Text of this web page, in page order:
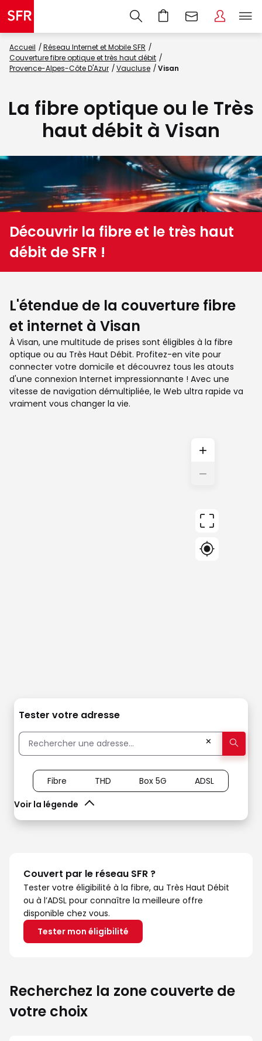
Accueil
Réseau Internet et Mobile SFR
Couverture fibre optique et très haut débit
Provence-Alpes-Côte D'Azur
Vaucluse Visan
La fibre optique ou le Très
haut débit à Visan
Découvrir la fibre et le très haut
débit de SFR !
L'étendue de la couverture fibre
et internet à Visan
À Visan, une multitude de prises sont éligibles à la fibre
optique ou au Très Haut Débit. Profitez-en vite pour
connecter votre domicile et découvrez tous les atouts
d'une connexion Internet impressionnante ! Avec une
vitesse de navigation démultipliée, le Web ultra rapide va
vraiment vous changer la vie.
+
−
Tester votre adresse
✕
Voir la légende
Fibre THD Box 5G ADSL
Couvert par le réseau SFR ?
Tester votre éligibilité à la fibre, au Très Haut Débit
ou à l’ADSL pour connaître la meilleure offre
disponible chez vous.
Tester mon éligibilité
Recherchez la zone couverte de
votre choix